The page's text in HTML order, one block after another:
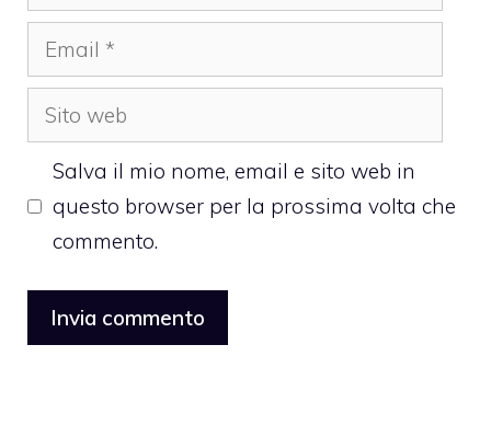
Email
Sito
web
Salva il mio nome, email e sito web in
questo browser per la prossima volta che
commento.